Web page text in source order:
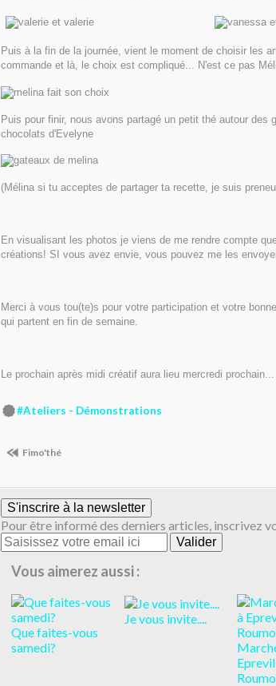
Puis à la fin de la journée, vient le moment de choisir les
commande et là, le choix est compliqué... N'est ce pas
Puis pour finir, nous avons partagé un petit thé autour des
chocolats d'Evelyne
(Mélina si tu acceptes de partager ta recette, je suis
En visualisant les photos je viens de me rendre compte
créations! SI vous avez envie, vous pouvez me les
Merci à vous tou(te)s pour votre participation et votre
qui partent en fin de semaine.
Le prochain après midi créatif aura lieu mercredi prochain...
#Ateliers - Démonstrations
Fimo'thé
S'inscrire à la newsletter
Pour être informé des derniers articles, inscrivez
Vous aimerez aussi :
Que faites-vous
samedi?
Je vous invite....